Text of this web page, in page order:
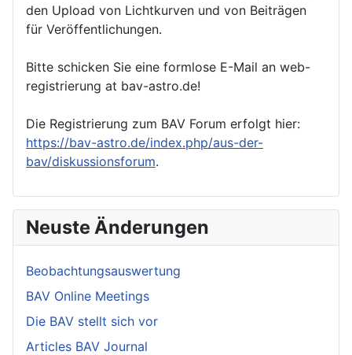
den Upload von Lichtkurven und von Beiträgen
für Veröffentlichungen.
Bitte schicken Sie eine formlose E-Mail an web-
registrierung at bav-astro.de!
Die Registrierung zum BAV Forum erfolgt hier:
https://bav-astro.de/index.php/aus-der-
bav/diskussionsforum.
Neuste Änderungen
Beobachtungsauswertung
BAV Online Meetings
Die BAV stellt sich vor
Articles BAV Journal